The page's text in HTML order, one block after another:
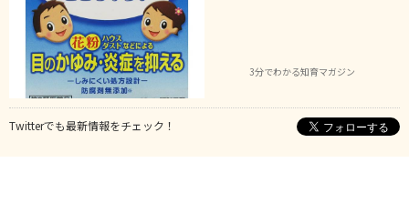
3分でわかる知育マガジン
Twitterでも最新情報をチェック！